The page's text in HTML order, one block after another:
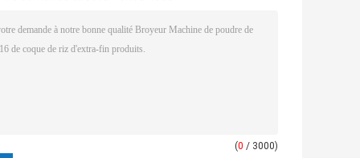
(0 / 3000)